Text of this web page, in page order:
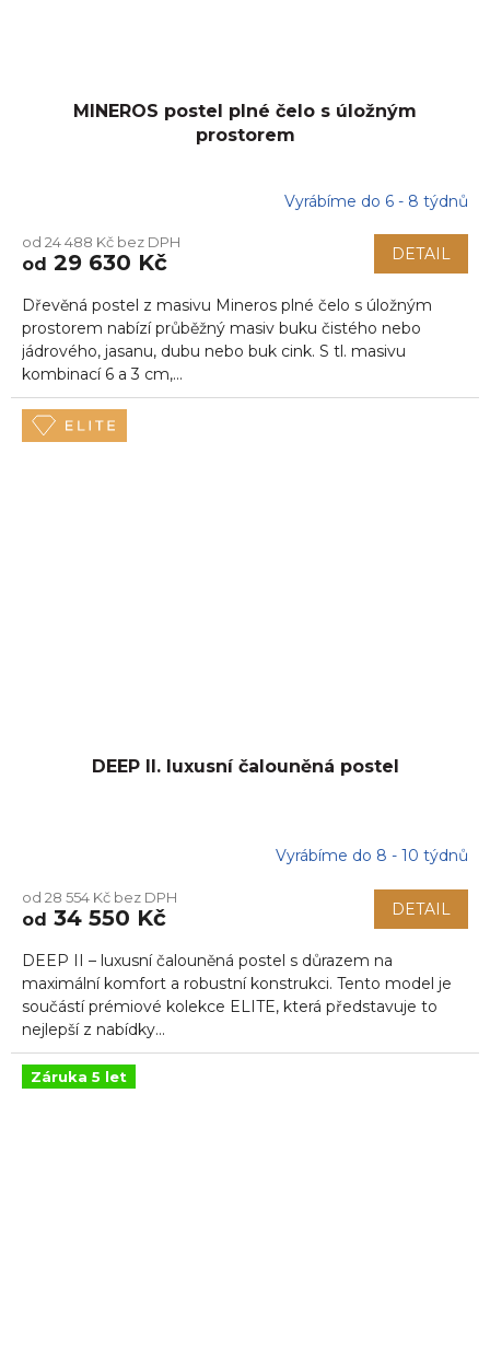
MINEROS postel plné čelo s úložným
prostorem
Vyrábíme do 6 - 8 týdnů
od 24 488 Kč bez DPH
od 29 630 Kč DETAIL
Dřevěná postel z masivu Mineros plné čelo s úložným
prostorem nabízí průběžný masiv buku čistého nebo
jádrového, jasanu, dubu nebo buk cink. S tl. masivu
kombinací 6 a 3 cm,...
DEEP II. luxusní čalouněná postel
Vyrábíme do 8 - 10 týdnů
od 28 554 Kč bez DPH
od 34 550 Kč DETAIL
DEEP II – luxusní čalouněná postel s důrazem na
maximální komfort a robustní konstrukci. Tento model je
součástí prémiové kolekce ELITE, která představuje to
nejlepší z nabídky...
Záruka 5 let